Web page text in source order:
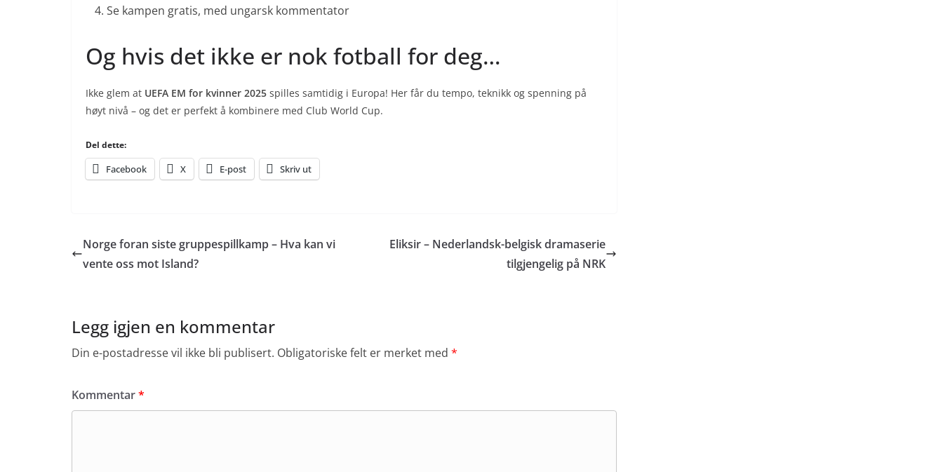
Se kampen gratis, med ungarsk kommentator
Og hvis det ikke er nok fotball for deg…
Ikke glem at UEFA EM for kvinner 2025 spilles samtidig i Europa! Her får du tempo, teknikk og spenning på
høyt nivå – og det er perfekt å kombinere med Club World Cup.
Del dette:
Facebook X E-post Skriv ut
Norge foran siste gruppespillkamp – Hva kan vi
vente oss mot Island?
Eliksir – Nederlandsk-belgisk dramaserie
tilgjengelig på NRK
Legg igjen en kommentar
Din e-postadresse vil ikke bli publisert. Obligatoriske felt er merket med *
Kommentar*